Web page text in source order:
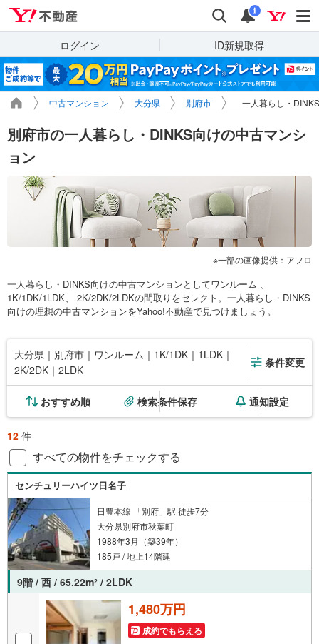
検索 通知
i
ログイン ID新規取得
中古マンション 大分県 別府市 一人暮らし・
別府市の一人暮らし・DINKS向けの中古マンシ
ョン
一部の画像提供：アフロ
一人暮らし・DINKS向けの中古マンションとしてワンルーム 、
1K/1DK/1LDK、 2K/2DK/2LDKの間取りをセレクト。一人暮らし・DINKS
向けの理想の中古マンションをYahoo!不動産で見つけましょう。
大分県｜別府市｜ワンルーム｜1K/1DK｜1LDK｜
2K/2DK｜2LDK
条件変更
おすすめ順 検索条件保存 通知設定
12 件
すべての物件をチェックする
センチュリーハイツ日名子
日豊本線 「別府」駅 徒歩7分
大分県別府市秋葉町
1988年3月（築39年）
185戸 / 地上14階建
9階 / 西 / 65.22m2 / 2LDK
1,480万円
成約でもらえる